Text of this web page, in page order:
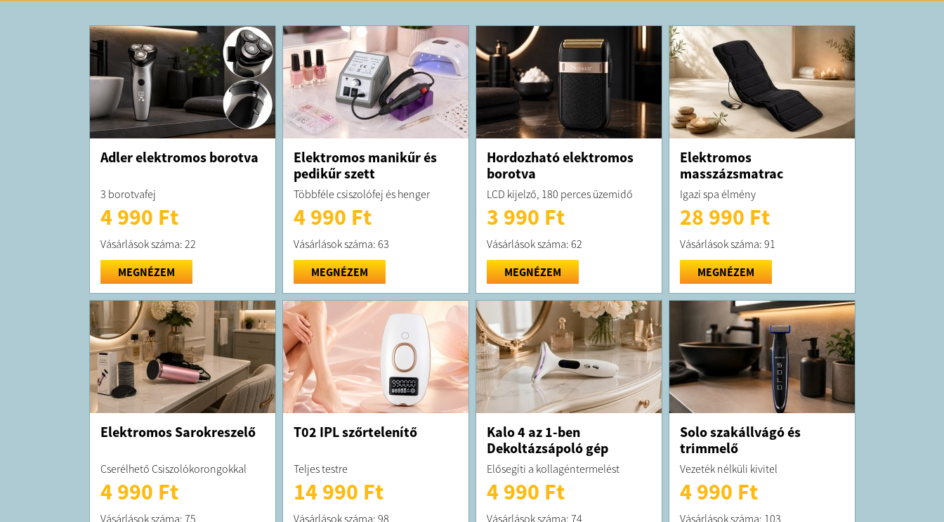
Adler elektromos borotva
3 borotvafej
4 990 Ft
Vásárlások száma: 22
MEGNÉZEM
Elektromos manikűr és
pedikűr szett
Többféle csiszolófej és henger
4 990 Ft
Vásárlások száma: 63
MEGNÉZEM
Hordozható elektromos
borotva
LCD kijelző, 180 perces üzemidő
3 990 Ft
Vásárlások száma: 62
MEGNÉZEM
Elektromos
masszázsmatrac
Igazi spa élmény
28 990 Ft
Vásárlások száma: 91
MEGNÉZEM
Elektromos Sarokreszelő
Cserélhető Csiszolókorongokkal
4 990 Ft
Vásárlások száma: 75
T02 IPL szőrtelenítő
Teljes testre
14 990 Ft
Vásárlások száma: 98
Kalo 4 az 1-ben
Dekoltázsápoló gép
Elősegíti a kollagéntermelést
4 990 Ft
Vásárlások száma: 74
Solo szakállvágó és
trimmelő
Vezeték nélküli kivitel
4 990 Ft
Vásárlások száma: 103